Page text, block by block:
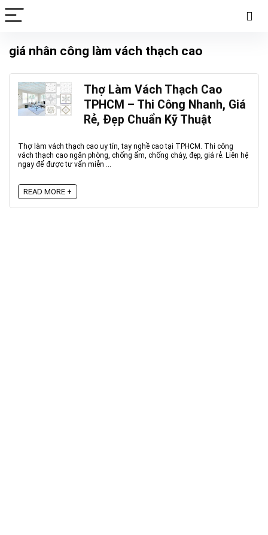
giá nhân công làm vách thạch cao
Thợ Làm Vách Thạch Cao
TPHCM – Thi Công Nhanh, Giá
Rẻ, Đẹp Chuẩn Kỹ Thuật
Thợ làm vách thạch cao uy tín, tay nghề cao tại TPHCM. Thi công
vách thạch cao ngăn phòng, chống ẩm, chống cháy, đẹp, giá rẻ. Liên hệ
ngay để được tư vấn miễn ...
READ MORE +